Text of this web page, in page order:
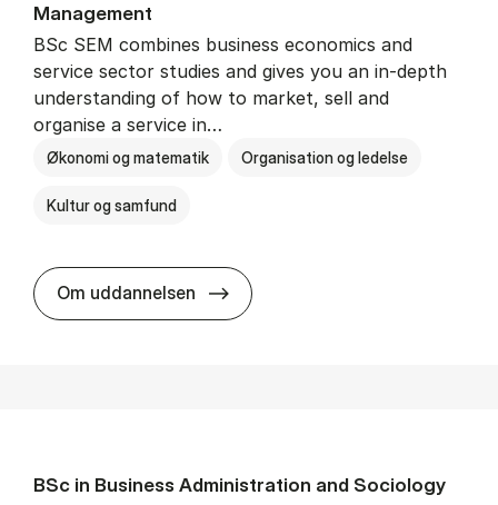
Man­age­ment
BSc SEM combines business economics and
service sector studies and gives you an in-depth
understanding of how to market, sell and
organise a service in…
Økonomi og matematik Organisation og ledelse
Kultur og samfund
Om uddannelsen BSc in Busi­ness Ad­min­is­tra­tion
BSc in Busi­ness Ad­min­is­tra­tion and So­ci­ology